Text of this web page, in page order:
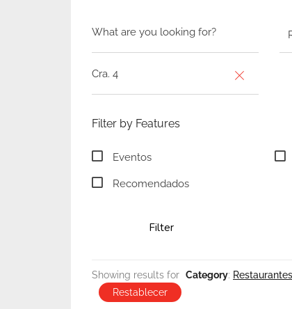
Filter by Features
Eventos
Recomendados
Filter
Showing results for Category:
Restablecer